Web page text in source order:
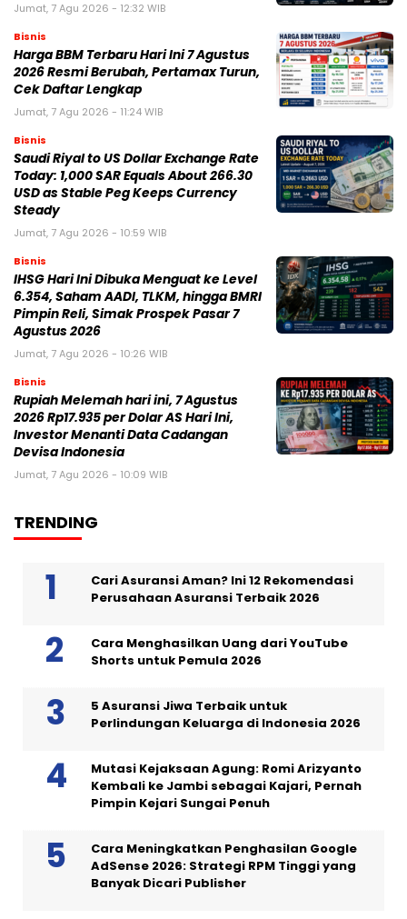
Jumat, 7 Agu 2026 - 12:32 WIB
Bisnis
Harga BBM Terbaru Hari Ini 7 Agustus
2026 Resmi Berubah, Pertamax Turun,
Cek Daftar Lengkap
Jumat, 7 Agu 2026 - 11:24 WIB
Bisnis
Saudi Riyal to US Dollar Exchange Rate
Today: 1,000 SAR Equals About 266.30
USD as Stable Peg Keeps Currency
Steady
Jumat, 7 Agu 2026 - 10:59 WIB
Bisnis
IHSG Hari Ini Dibuka Menguat ke Level
6.354, Saham AADI, TLKM, hingga BMRI
Pimpin Reli, Simak Prospek Pasar 7
Agustus 2026
Jumat, 7 Agu 2026 - 10:26 WIB
Bisnis
Rupiah Melemah hari ini, 7 Agustus
2026 Rp17.935 per Dolar AS Hari Ini,
Investor Menanti Data Cadangan
Devisa Indonesia
Jumat, 7 Agu 2026 - 10:09 WIB
TRENDING
Cari Asuransi Aman? Ini 12 Rekomendasi
Perusahaan Asuransi Terbaik 2026
Cara Menghasilkan Uang dari YouTube
Shorts untuk Pemula 2026
5 Asuransi Jiwa Terbaik untuk
Perlindungan Keluarga di Indonesia 2026
Mutasi Kejaksaan Agung: Romi Arizyanto
Kembali ke Jambi sebagai Kajari, Pernah
Pimpin Kejari Sungai Penuh
Cara Meningkatkan Penghasilan Google
AdSense 2026: Strategi RPM Tinggi yang
Banyak Dicari Publisher